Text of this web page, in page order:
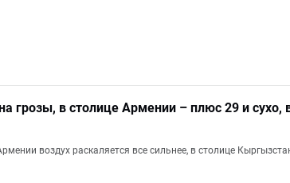
грозы, в столице Армении – плюс 29 и сухо,
воздух раскаляется все сильнее, в столице